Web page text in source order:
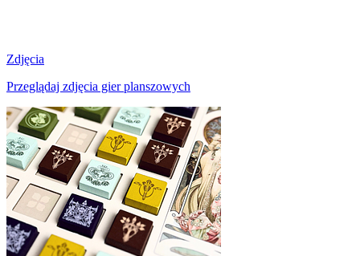
Zdjęcia
Przeglądaj zdjęcia gier planszowych